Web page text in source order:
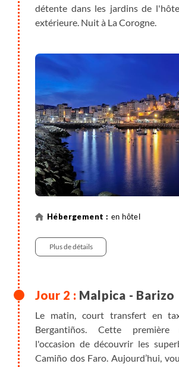
détente dans les jardins de
extérieure. Nuit à La Corogne.
en hôtel
Plus de détails
Malpica - Barizo
Le matin, court transfert en
Bergantiños. Cette première
l'occasion de découvrir les
Camiño dos Faro. Aujourd’hui,